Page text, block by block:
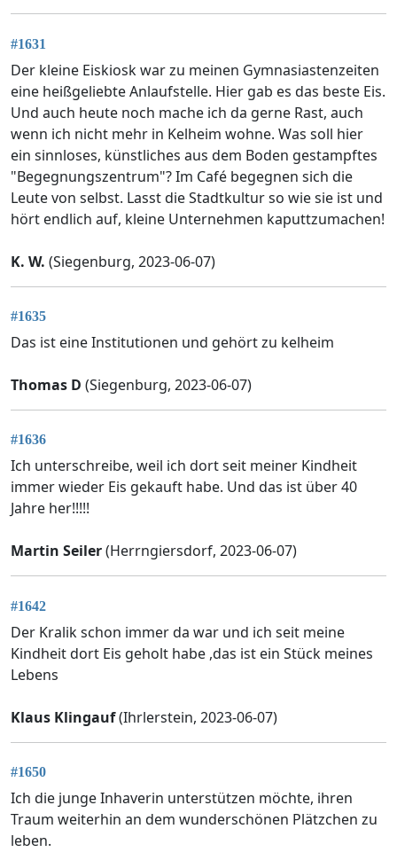
#1631
Der kleine Eiskiosk war zu meinen Gymnasiastenzeiten
eine heißgeliebte Anlaufstelle. Hier gab es das beste Eis.
Und auch heute noch mache ich da gerne Rast, auch
wenn ich nicht mehr in Kelheim wohne. Was soll hier
ein sinnloses, künstliches aus dem Boden gestampftes
"Begegnungszentrum"? Im Café begegnen sich die
Leute von selbst. Lasst die Stadtkultur so wie sie ist und
hört endlich auf, kleine Unternehmen kaputtzumachen!
K. W. (Siegenburg, 2023-06-07)
#1635
Das ist eine Institutionen und gehört zu kelheim
Thomas D (Siegenburg, 2023-06-07)
#1636
Ich unterschreibe, weil ich dort seit meiner Kindheit
immer wieder Eis gekauft habe. Und das ist über 40
Jahre her!!!!!
Martin Seiler(Herrngiersdorf, 2023-06-07)
#1642
Der Kralik schon immer da war und ich seit meine
Kindheit dort Eis geholt habe ,das ist ein Stück meines
Lebens
Klaus Klingauf(Ihrlerstein, 2023-06-07)
#1650
Ich die junge Inhaverin unterstützen möchte, ihren
Traum weiterhin an dem wunderschönen Plätzchen zu
leben.